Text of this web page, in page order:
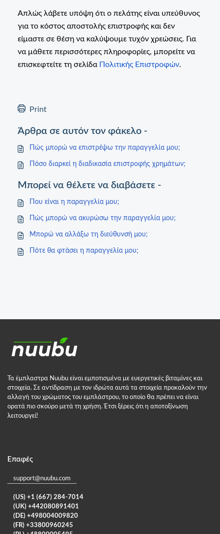
Απλώς λάβετε υπόψη ότι ο πελάτης είναι υπεύθυνος
για το κόστος αποστολής επιστροφής και δεν
είμαστε σε θέση να καλύψουμε τυχόν χρεώσεις. Για
να μάθετε περισσότερες πληροφορίες, μπορείτε να
επισκεφτείτε τη σελίδα Πολιτικής Επιστροφών.
Print
Άρθρα σε αυτόν τον φάκελο -
Πώς μπορώ να επιστρέψω την παραγγελία μου;
Πόσο διαρκεί η διαδικασία επιστροφής χρημάτων;
Μπορεί να θέλετε να διαβάσετε -
Που είναι η παραγγελία μου;
Πώς μπορώ να ακυρώσω την παραγγελία μου;
Μπορώ να αλλάξω τη διεύθυνσή μου;
Πότε θα φτάσει η παραγγελία μου;
Τα έμπλαστρα Nuubu είναι εμποτισμένα με ευεργετικές βιταμίνες και
στοιχεία. Σε αντίδραση με τον ιδρώτα αυτά τα στοιχεία προκαλούν την
αλλαγή του χρώματος του εμπλάστρου, το οποίο θα πρέπει να είναι
ορατά πιο σκούρο μετά τη χρήση. Έτσι ξέρεις ότι η αποτοξίνωση
λειτουργεί!
Επαφές
support@nuubu.com
(US) +1 (667) 284-7014
(UK) +442080891401
(DE) +498004009820
(FR) +33800960245